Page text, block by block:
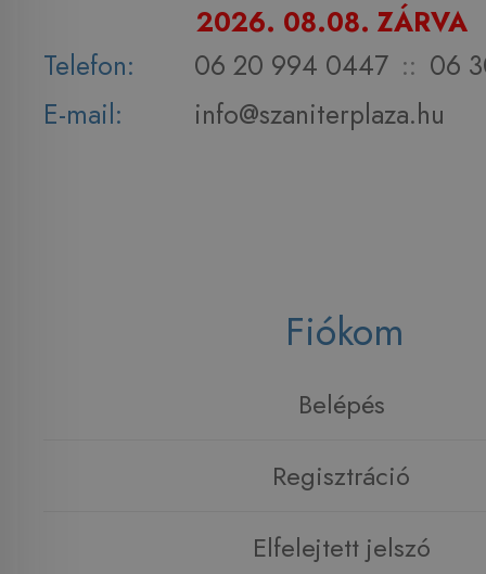
2026. 08.08. ZÁRVA
Telefon:
06 20 994 0447 :: 06
E-mail:
info@szaniterplaza.hu
Fiókom
Belépés
Regisztráció
Elfelejtett jelszó